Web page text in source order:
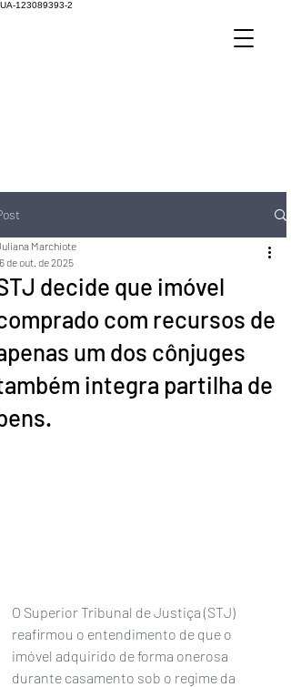
UA-123089393-2
decide que imóvel
com recursos de
um dos cônjuges
integra partilha de
Marchiote
de out. de 2025
O Superior Tribunal de Justiça (STJ)
reafirmou o entendimento de que o
imóvel adquirido de forma onerosa
durante casamento sob o regime da